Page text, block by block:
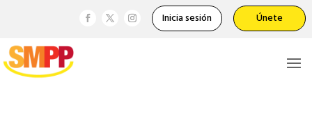
Inicia sesión Únete